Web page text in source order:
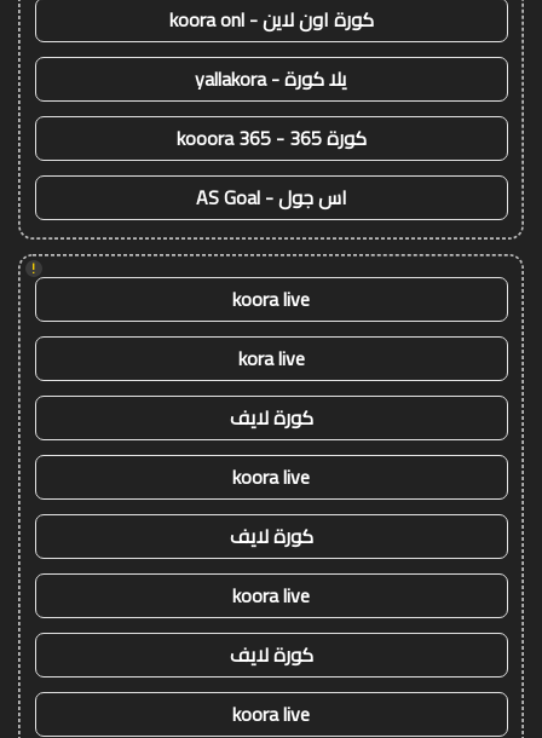
كورة اون لاين - koora onl
يلا كورة - yallakora
كورة 365 - kooora 365
اس جول - AS Goal
!
koora live
kora live
كورة لايف
koora live
كورة لايف
koora live
كورة لايف
koora live